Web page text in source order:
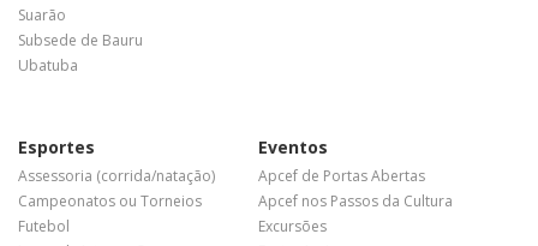
Suarão
Subsede de Bauru
Ubatuba
Esportes
Assessoria (corrida/natação)
Campeonatos ou Torneios
Futebol
Eventos
Apcef de Portas Abertas
Apcef nos Passos da Cultura
Excursões